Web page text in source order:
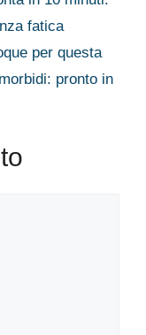
fatica
per questa
pronto in